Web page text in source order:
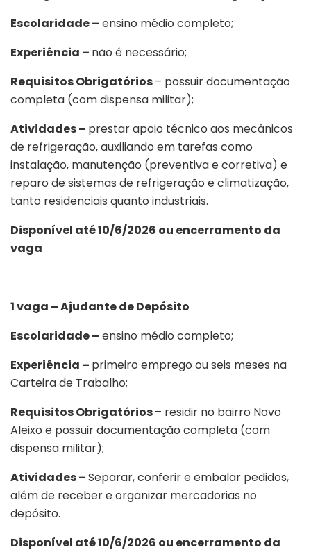
Escolaridade – ensino médio completo;
Experiência – não é necessário;
Requisitos Obrigatórios– possuir documentação
completa (com dispensa militar);
Atividades – prestar apoio técnico aos mecânicos
de refrigeração, auxiliando em tarefas como
instalação, manutenção (preventiva e corretiva) e
reparo de sistemas de refrigeração e climatização,
tanto residenciais quanto industriais.
Disponível até 10/6/2026 ou encerramento da
vaga
1 vaga – Ajudante de Depósito
Escolaridade – ensino médio completo;
Experiência – primeiro emprego ou seis meses na
Carteira de Trabalho;
Requisitos Obrigatórios– residir no bairro Novo
Aleixo e possuir documentação completa (com
dispensa militar);
Atividades –Separar, conferir e embalar pedidos,
além de receber e organizar mercadorias no
depósito.
Disponível até 10/6/2026 ou encerramento da